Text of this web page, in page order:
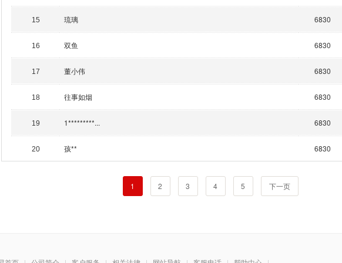
15 琉璃 6830
16 双鱼 6830
17 董小伟 6830
18 往事如烟 6830
19 1*********... 6830
20 孩** 6830
1 2 3 4 5 下一页